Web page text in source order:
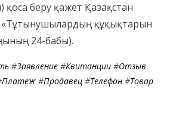
қоса беру қажет Қазақстан
«Тұтынушылардың құқықтарын
24-бабы).
#Заявление #Квитанции #Отзыв
Платеж #Продавец #Телефон #Товар